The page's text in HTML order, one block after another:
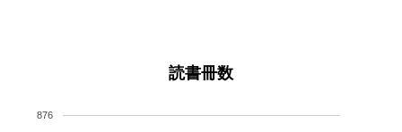
読書冊数
876